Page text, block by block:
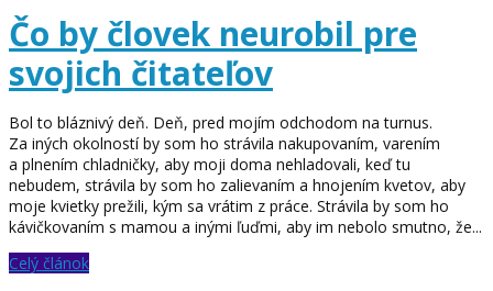
Čo by človek neurobil pre
svojich čitateľov
Bol to bláznivý deň. Deň, pred mojím odchodom na turnus.
Za iných okolností by som ho strávila nakupovaním, varením
a plnením chladničky, aby moji doma nehladovali, keď tu
nebudem, strávila by som ho zalievaním a hnojením kvetov, aby
moje kvietky prežili, kým sa vrátim z práce. Strávila by som ho
kávičkovaním s mamou a inými ľuďmi, aby im nebolo smutno, že...
Celý článok